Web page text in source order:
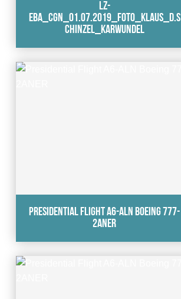
LZ-
EBA_CGN_01.07.2019_Foto_Klaus_D.S
chinzel_karwundel
Presidential Flight A6-ALN Boeing 777-
2ANER